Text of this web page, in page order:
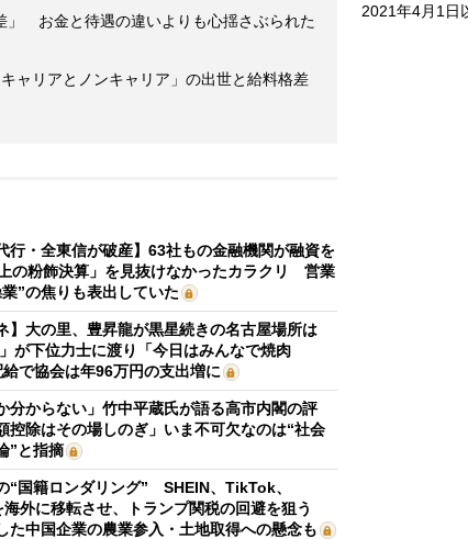
」 お金と待遇の違いよりも心揺さぶられた
ャリアとノンキャリア」の出世と給料格差
行・全東信が破産】63社もの金融機関が融資を
の粉飾決算」を見抜けなかったカラクリ 営業
”の焦りも表出していた
】大の里、豊昇龍が黒星続きの名古屋場所は
が下位力士に渡り「今日はみんなで焼肉
で協会は年96万円の支出増に
分からない」竹中平蔵氏が語る高市内閣の評
除はその場しのぎ」いま不可欠なのは“社会
”と指摘
“国籍ロンダリング” SHEIN、TikTok、
外に移転させ、トランプ関税の回避を狙う
た中国企業の農業参入・土地取得への懸念も
2021年4月1日